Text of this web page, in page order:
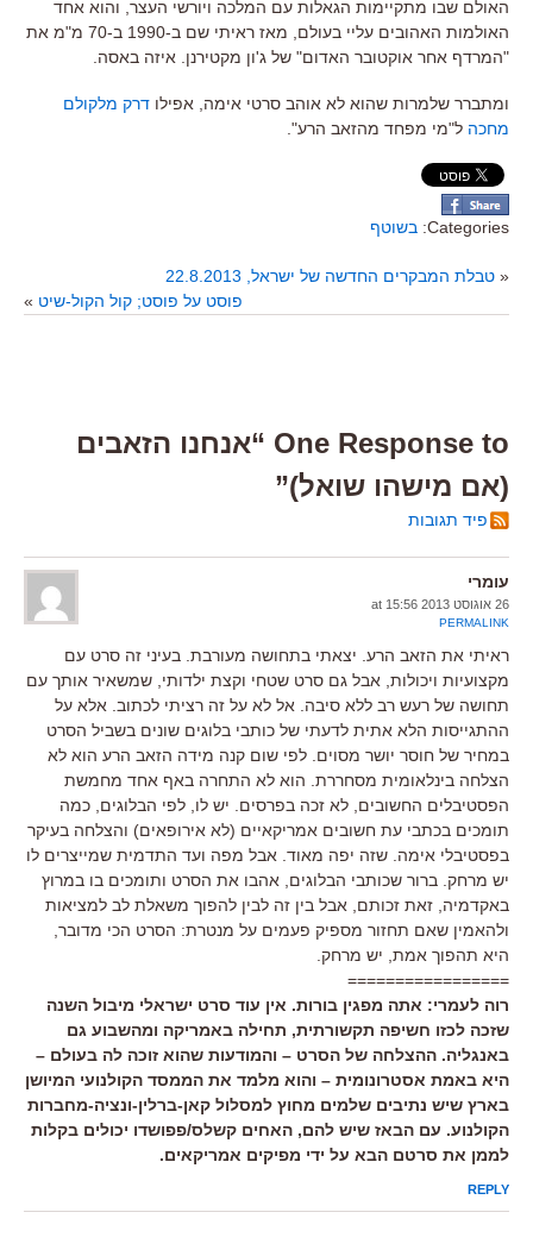
האולם שבו מתקיימות הגאלות עם המלכה ויורשי העצר, והוא אחד
האולמות האהובים עליי בעולם, מאז ראיתי שם ב-1990 ב-70 מ"מ את
"המרדף אחר אוקטובר האדום" של ג'ון מקטירנן. איזה באסה.
ומתברר שלמרות שהוא לא אוהב סרטי אימה, אפילו דרק מלקולם
מחכה ל"מי מפחד מהזאב הרע".
Categories: בשוטף
« טבלת המבקרים החדשה של ישראל, 22.8.2013
פוסט על פוסט; קול הקול-שיט »
One Response to “אנחנו הזאבים
(אם מישהו שואל)”
פיד תגובות
עומרי
26 אוגוסט 2013 at 15:56
PERMALINK
ראיתי את הזאב הרע. יצאתי בתחושה מעורבת. בעיני זה סרט עם
מקצועיות ויכולות, אבל גם סרט שטחי וקצת ילדותי, שמשאיר אותך עם
תחושה של רעש רב ללא סיבה. אל לא על זה רציתי לכתוב. אלא על
ההתגייסות הלא אתית לדעתי של כותבי בלוגים שונים בשביל הסרט
במחיר של חוסר יושר מסוים. לפי שום קנה מידה הזאב הרע הוא לא
הצלחה בינלאומית מסחררת. הוא לא התחרה באף אחד מחמשת
הפסטיבלים החשובים, לא זכה בפרסים. יש לו, לפי הבלוגים, כמה
תומכים בכתבי עת חשובים אמריקאיים (לא אירופאים) והצלחה בעיקר
בפסטיבלי אימה. שזה יפה מאוד. אבל מפה ועד התדמית שמייצרים לו
יש מרחק. ברור שכותבי הבלוגים, אהבו את הסרט ותומכים בו במרוץ
באקדמיה, זאת זכותם, אבל בין זה לבין להפוך משאלת לב למציאות
ולהאמין שאם תחזור מספיק פעמים על מנטרת: הסרט הכי מדובר,
היא תהפוך אמת, יש מרחק.
=================
רוה לעמרי: אתה מפגין בורות. אין עוד סרט ישראלי מיבול השנה
שזכה לכזו חשיפה תקשורתית, תחילה באמריקה ומהשבוע גם
באנגליה. ההצלחה של הסרט – והמודעות שהוא זוכה לה בעולם –
היא באמת אסטרונומית – והוא מלמד את הממסד הקולנועי המיושן
בארץ שיש נתיבים שלמים מחוץ למסלול קאן-ברלין-ונציה-מחברות
הקולנוע. עם הבאז שיש להם, האחים קשלס/פפושדו יכולים בקלות
לממן את סרטם הבא על ידי מפיקים אמריקאים.
REPLY